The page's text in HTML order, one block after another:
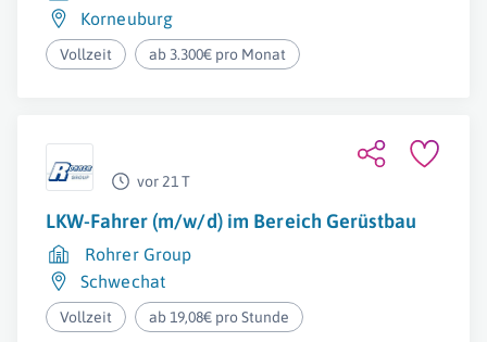
Korneuburg
Vollzeit ab 3.300€ pro Monat
vor 21 T
LKW-Fahrer (m/w/d) im Bereich Gerüstbau
Rohrer Group
Schwechat
Vollzeit ab 19,08€ pro Stunde